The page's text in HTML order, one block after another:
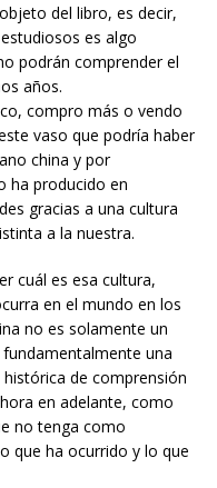
del libro, es decir,
es algo
podrán comprender el
años.
compro más o vendo
vaso que podría haber
china y por
ha producido en
gracias a una cultura
a la nuestra.
cuál es esa cultura,
en el mundo en los
no es solamente un
una
de comprensión
en adelante, como
no tenga como
que ha ocurrido y lo que